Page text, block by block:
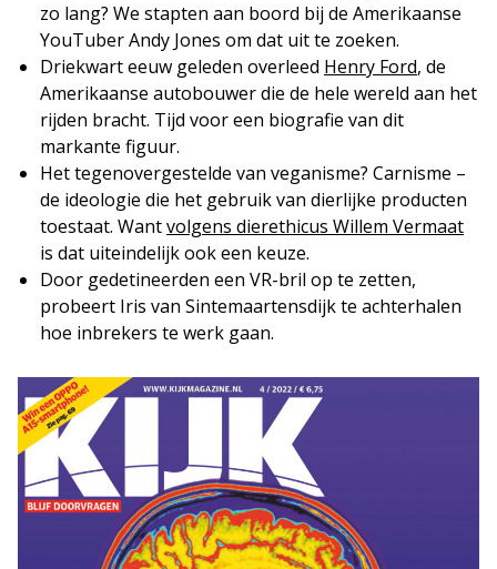
zo lang? We stapten aan boord bij de Amerikaanse
YouTuber Andy Jones om dat uit te zoeken.
Driekwart eeuw geleden overleed Henry Ford, de
Amerikaanse autobouwer die de hele wereld aan het
rijden bracht. Tijd voor een biografie van dit
markante figuur.
Het tegenovergestelde van veganisme? Carnisme –
de ideologie die het gebruik van dierlijke producten
toestaat. Wantvolgens dierethicus Willem Vermaat
is dat uiteindelijk ook een keuze.
Door gedetineerden een VR-bril op te zetten,
probeert Iris van Sintemaartensdijk te achterhalen
hoe inbrekers te werk gaan.